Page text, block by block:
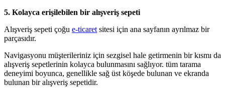
5. Kolayca erişilebilen bir alışveriş sepeti
Alışveriş sepeti çoğu e-ticaret sitesi için ana sayfanın ayrılmaz bir
parçasıdır.
Navigasyonu müşterileriniz için sezgisel hale getirmenin bir kısmı da
alışveriş sepetlerinin kolayca bulunmasını sağlıyor. tüm tarama
deneyimi boyunca, genellikle sağ üst köşede bulunan ve ekranda
bulunan bir alışveriş sepetidir.